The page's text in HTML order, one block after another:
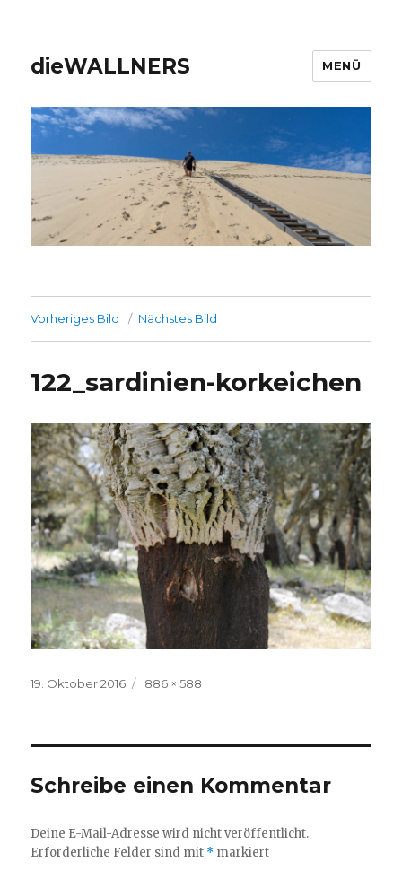
dieWALLNERS MENÜ
Vorheriges Bild Nächstes Bild
122_sardinien-korkeichen
Veröffentlicht
19. Oktober 2016
Volle
886 × 588
Schreibe einen Kommentar
Deine E-Mail-Adresse wird nicht veröffentlicht.
Erforderliche Felder sind mit * markiert